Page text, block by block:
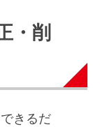
・削
きるだ